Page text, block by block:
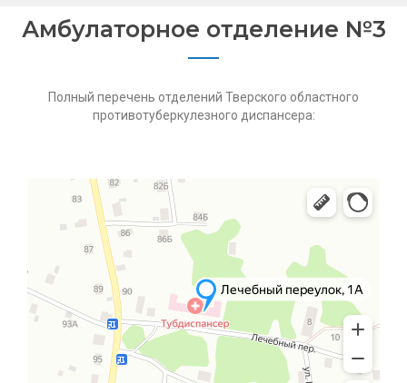
Амбулаторное отделение №3
Полный перечень отделений Тверского областного
противотуберкулезного диспансера: